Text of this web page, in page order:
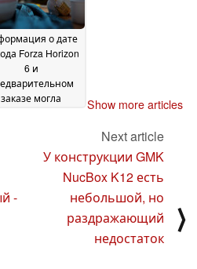
о дате
Forza Horizon
6 и
заказе могла
January 2026
Show more articles
-
Next article
У конструкции GMK
NucBox K12 есть
небольшой, но
раздражающий
недостаток
⟩